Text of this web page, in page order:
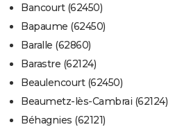
Bancourt (62450)
Bapaume (62450)
Baralle (62860)
Barastre (62124)
Beaulencourt (62450)
Beaumetz-lès-Cambrai (62124)
Béhagnies (62121)